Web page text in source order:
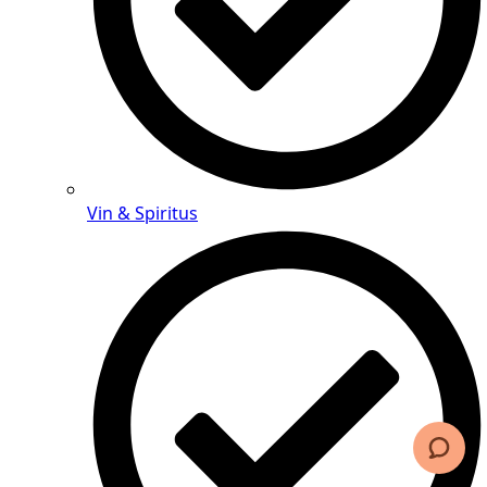
Vin & Spiritus